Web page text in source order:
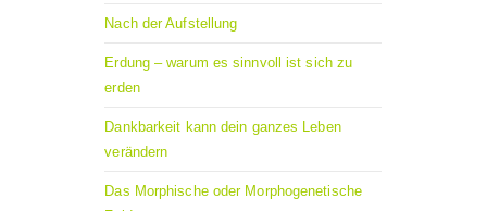
Nach der Aufstellung
Erdung – warum es sinnvoll ist sich zu
erden
Dankbarkeit kann dein ganzes Leben
verändern
Das Morphische oder Morphogenetische